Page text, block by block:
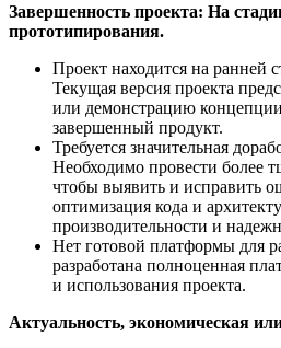
Завершенность проекта: На
прототипирования.
Проект находится на ранней
Текущая версия проекта
или демонстрацию
завершенный продукт.
Требуется значительная
Необходимо провести более
чтобы выявить и исправить
оптимизация кода и
производительности и
Нет готовой платформы для
разработана полноценная
и использования проекта.
Актуальность, экономическая